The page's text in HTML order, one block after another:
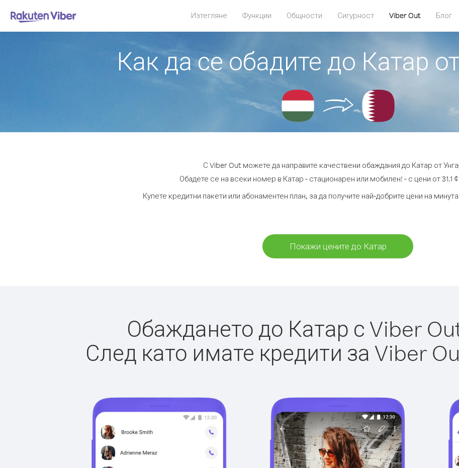
Изтегляне Функции Общности Сигурност Viber Out Блог
Как да се обадите до Катар
С Viber Out можете да направите качествени обаждания до Катар от
Обадете се на всеки номер в Катар - стационарен или мобилен! - с цени от 31.1
Купете кредитни пакети или абонаментен план, за да получите най-добрите цени на
Покажи цените до Катар
Обаждането до Катар с Viber
След като имате кредити за Viber